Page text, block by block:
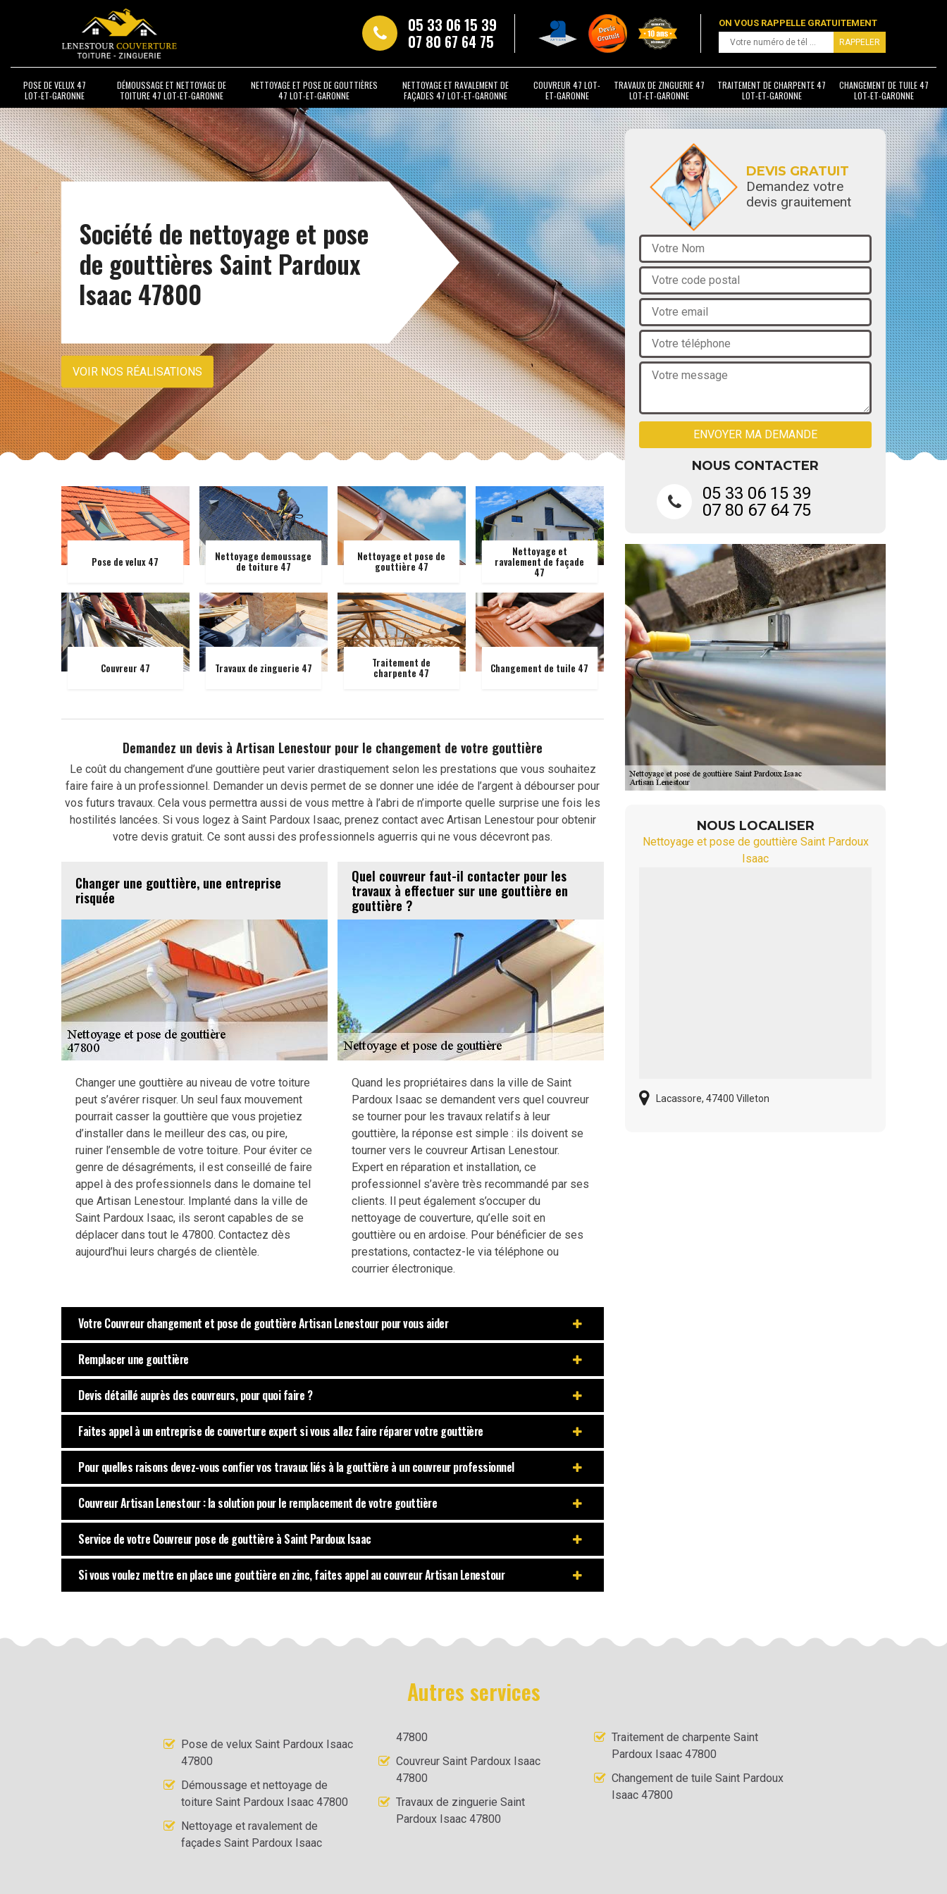
05 33 06 15 39
07 80 67 64 75
ON VOUS RAPPELLE GRATUITEMENT
POSE DE VELUX 47
LOT-ET-GARONNE
DÉMOUSSAGE ET NETTOYAGE DE
TOITURE 47 LOT-ET-GARONNE
NETTOYAGE ET POSE DE GOUTTIÈRES
47 LOT-ET-GARONNE
NETTOYAGE ET RAVALEMENT DE
FAÇADES 47 LOT-ET-GARONNE
COUVREUR 47 LOT-
ET-GARONNE
TRAVAUX DE ZINGUERIE 47
LOT-ET-GARONNE
TRAITEMENT DE CHARPENTE 47
LOT-ET-GARONNE
CHANGEMENT DE TUILE 47
LOT-ET-GARONNE
Société de nettoyage et pose
de gouttières Saint Pardoux
Isaac 47800
VOIR NOS RÉALISATIONS
Pose de velux 47 Nettoyage demoussage
de toiture 47
Nettoyage et pose de
gouttière 47
Nettoyage et
ravalement de façade
47
Couvreur 47 Travaux de zinguerie 47 Traitement de
charpente 47 Changement de tuile 47
Demandez un devis à Artisan Lenestour pour le changement de votre gouttière
Le coût du changement d’une gouttière peut varier drastiquement selon les prestations que vous souhaitez
faire faire à un professionnel. Demander un devis permet de se donner une idée de l’argent à débourser pour
vos futurs travaux. Cela vous permettra aussi de vous mettre à l’abri de n’importe quelle surprise une fois les
hostilités lancées. Si vous logez à Saint Pardoux Isaac, prenez contact avec Artisan Lenestour pour obtenir
votre devis gratuit. Ce sont aussi des professionnels aguerris qui ne vous décevront pas.
Changer une gouttière, une entreprise
risquée
Changer une gouttière au niveau de votre toiture
peut s’avérer risquer. Un seul faux mouvement
pourrait casser la gouttière que vous projetiez
d’installer dans le meilleur des cas, ou pire,
ruiner l’ensemble de votre toiture. Pour éviter ce
genre de désagréments, il est conseillé de faire
appel à des professionnels dans le domaine tel
que Artisan Lenestour. Implanté dans la ville de
Saint Pardoux Isaac, ils seront capables de se
déplacer dans tout le 47800. Contactez dès
aujourd’hui leurs chargés de clientèle.
Quel couvreur faut-il contacter pour les
travaux à effectuer sur une gouttière en
gouttière ?
Quand les propriétaires dans la ville de Saint
Pardoux Isaac se demandent vers quel couvreur
se tourner pour les travaux relatifs à leur
gouttière, la réponse est simple : ils doivent se
tourner vers le couvreur Artisan Lenestour.
Expert en réparation et installation, ce
professionnel s’avère très recommandé par ses
clients. Il peut également s’occuper du
nettoyage de couverture, qu’elle soit en
gouttière ou en ardoise. Pour bénéficier de ses
prestations, contactez-le via téléphone ou
courrier électronique.
Votre Couvreur changement et pose de gouttière Artisan Lenestour pour vous aider
Remplacer une gouttière
Devis détaillé auprès des couvreurs, pour quoi faire ?
Faites appel à un entreprise de couverture expert si vous allez faire réparer votre gouttière
Pour quelles raisons devez-vous confier vos travaux liés à la gouttière à un couvreur professionnel
Couvreur Artisan Lenestour : la solution pour le remplacement de votre gouttière
Service de votre Couvreur pose de gouttière à Saint Pardoux Isaac
Si vous voulez mettre en place une gouttière en zinc, faites appel au couvreur Artisan Lenestour
DEVIS GRATUIT
Demandez votre
devis grauitement
NOUS CONTACTER
05 33 06 15 39
07 80 67 64 75
NOUS LOCALISER
Nettoyage et pose de gouttière Saint Pardoux
Isaac
Lacassore, 47400 Villeton
Autres services
Pose de velux Saint Pardoux Isaac
47800
Démoussage et nettoyage de
toiture Saint Pardoux Isaac 47800
Nettoyage et ravalement de
façades Saint Pardoux Isaac
47800
Couvreur Saint Pardoux Isaac
47800
Travaux de zinguerie Saint
Pardoux Isaac 47800
Traitement de charpente Saint
Pardoux Isaac 47800
Changement de tuile Saint Pardoux
Isaac 47800